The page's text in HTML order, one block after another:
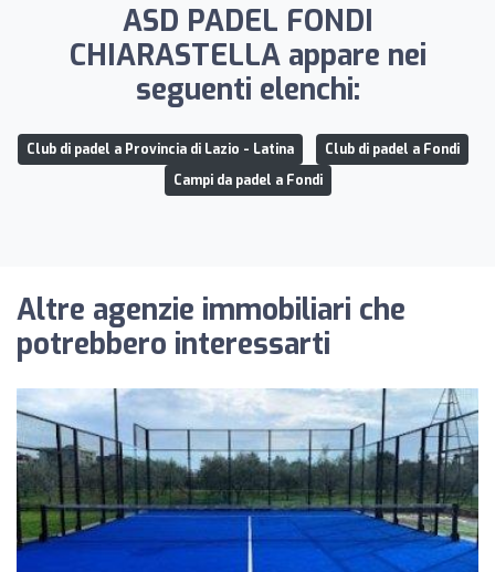
ASD PADEL FONDI
CHIARASTELLA appare nei
seguenti elenchi:
Club di padel a Provincia di Lazio - Latina
Club di padel a Fondi
Campi da padel a Fondi
Altre agenzie immobiliari che
potrebbero interessarti